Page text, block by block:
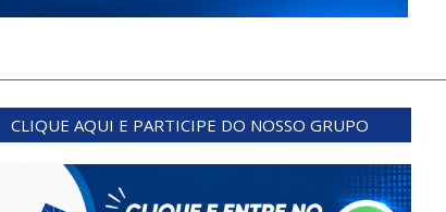
CLIQUE AQUI E PARTICIPE DO NOSSO GRUPO